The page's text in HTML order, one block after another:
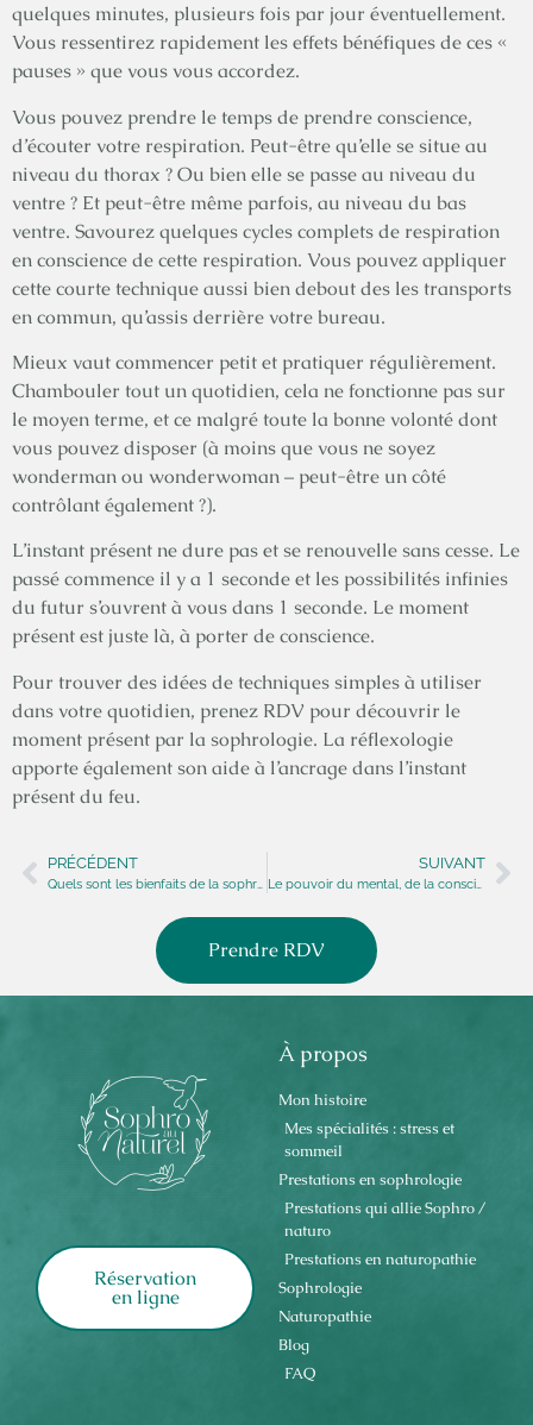
quelques minutes, plusieurs fois par jour éventuellement.
Vous ressentirez rapidement les effets bénéfiques de ces «
pauses » que vous vous accordez.
Vous pouvez prendre le temps de prendre conscience,
d’écouter votre respiration. Peut-être qu’elle se situe au
niveau du thorax ? Ou bien elle se passe au niveau du
ventre ? Et peut-être même parfois, au niveau du bas
ventre. Savourez quelques cycles complets de respiration
en conscience de cette respiration. Vous pouvez appliquer
cette courte technique aussi bien debout des les transports
en commun, qu’assis derrière votre bureau.
Mieux vaut commencer petit et pratiquer régulièrement.
Chambouler tout un quotidien, cela ne fonctionne pas sur
le moyen terme, et ce malgré toute la bonne volonté dont
vous pouvez disposer (à moins que vous ne soyez
wonderman ou wonderwoman – peut-être un côté
contrôlant également ?).
L’instant présent ne dure pas et se renouvelle sans cesse. Le
passé commence il y a 1 seconde et les possibilités infinies
du futur s’ouvrent à vous dans 1 seconde. Le moment
présent est juste là, à porter de conscience.
Pour trouver des idées de techniques simples à utiliser
dans votre quotidien, prenez RDV pour découvrir le
moment présent par la sophrologie. La réflexologie
apporte également son aide à l’ancrage dans l’instant
présent du feu.
PRÉCÉDENT
Quels sont les bienfaits de la sophrologie ?
SUIVANT
Le pouvoir du mental, de la conscience
Prendre RDV
Réservation
en ligne
À propos
Mon histoire
Mes spécialités : stress et
sommeil
Prestations en sophrologie
Prestations qui allie Sophro /
naturo
Prestations en naturopathie
Sophrologie
Naturopathie
Blog
FAQ